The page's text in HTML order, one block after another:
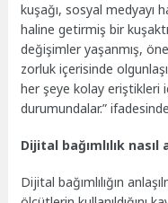
kuşağı, sosyal medyayı
haline getirmiş bir
değişimler yaşanmış,
zorluk içerisinde
her şeye kolay eriştikleri
durumundalar.”
Dijital bağımlılık nasıl
Dijital bağımlılığın